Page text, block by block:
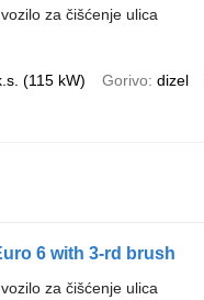
za čišćenje ulica
(115 kW) Gorivo dizel
6 with 3-rd brush
za čišćenje ulica